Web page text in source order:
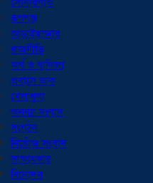
রূপগঞ্জ
আড়াইহাজার
রাজনীতি
অর্থ ও বাণিজ্য
প্রবাসে ডাক
খেলাধুলা
অনন্যা সংবাদ
সংগঠন
নিখোঁজ সংবাদ
সাক্ষাৎকার
বিনোদন